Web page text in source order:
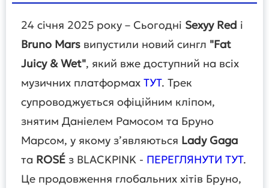
24 січня 2025 року – Сьогодні Sexyy Red і
Bruno Mars випустили новий сингл "Fat
Juicy & Wet", який вже доступний на всіх
музичних платформах ТУТ. Трек
супроводжується офіційним кліпом,
знятим Даніелем Рамосом та Бруно
Марсом, у якому з’являються Lady Gaga
та ROSÉ з BLACKPINK - ПЕРЕГЛЯНУТИ ТУТ.
Це продовження глобальних хітів Бруно,